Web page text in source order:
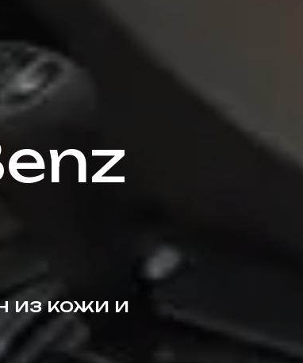
из кожи и